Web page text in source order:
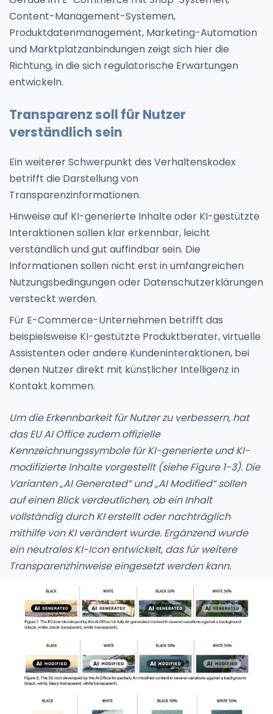
Content-Management-Systemen,
Produktdatenmanagement, Marketing-Automation
und Marktplatzanbindungen zeigt sich hier die
Richtung, in die sich regulatorische Erwartungen
entwickeln.
Transparenz soll für Nutzer
verständlich sein
Ein weiterer Schwerpunkt des Verhaltenskodex
betrifft die Darstellung von
Transparenzinformationen.
Hinweise auf KI-generierte Inhalte oder KI-gestützte
Interaktionen sollen klar erkennbar, leicht
verständlich und gut auffindbar sein. Die
Informationen sollen nicht erst in umfangreichen
Nutzungsbedingungen oder Datenschutzerklärungen
versteckt werden.
Für E-Commerce-Unternehmen betrifft das
beispielsweise KI-gestützte Produktberater, virtuelle
Assistenten oder andere Kundeninteraktionen, bei
denen Nutzer direkt mit künstlicher Intelligenz in
Kontakt kommen.
Um die Erkennbarkeit für Nutzer zu verbessern, hat
das EU AI Office zudem offizielle
Kennzeichnungssymbole für KI-generierte und KI-
modifizierte Inhalte vorgestellt (siehe Figure 1-3). Die
Varianten „AI Generated“ und „AI Modified“ sollen
auf einen Blick verdeutlichen, ob ein Inhalt
vollständig durch KI erstellt oder nachträglich
mithilfe von KI verändert wurde. Ergänzend wurde
ein neutrales KI-Icon entwickelt, das für weitere
Transparenzhinweise eingesetzt werden kann.